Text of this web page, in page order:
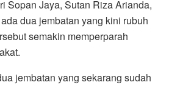
Sopan Jaya, Sutan Riza Arianda,
dua jembatan yang kini rubuh
semakin memperparah
jembatan yang sekarang sudah